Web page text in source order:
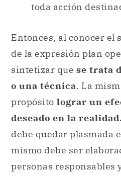
toda acción
Entonces, al conocer el
de la expresión plan
sintetizar que se trata
o una técnica. La
propósito lograr un
deseado en la realidad.
debe quedar plasmada
mismo debe ser
personas responsables